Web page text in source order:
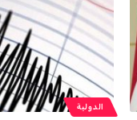
الدولية